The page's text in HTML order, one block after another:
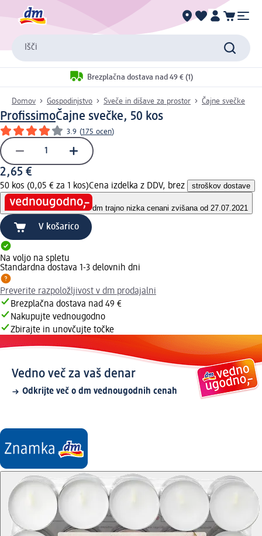
Išči
Brezplačna dostava nad 49 € (1)
Domov Gospodinjstvo Sveče in dišave za prostor Čajne svečke
ProfissimoČajne svečke, 50 kos
3.9 (175 ocen)
2,65 €
50 kos (0,05 € za 1 kos)Cena izdelka z DDV, brez stroškov dostave
dm trajno nizka cenani zvišana od 27.07.2021
V košarico
Na voljo na spletu
Standardna dostava 1-3 delovnih dni
Preverite razpoložljivost v dm prodajalni
Brezplačna dostava nad 49 €
Nakupujte vednougodno
Zbirajte in unovčujte točke
Vedno več za vaš denar
Odkrijte več o dm vednougodnih cenah